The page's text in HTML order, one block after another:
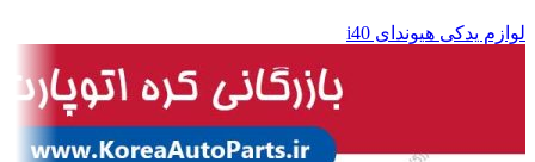
لوازم یدکی هیوندای i40